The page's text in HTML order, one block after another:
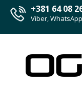
+381 64 08
Viber, WhatsApp